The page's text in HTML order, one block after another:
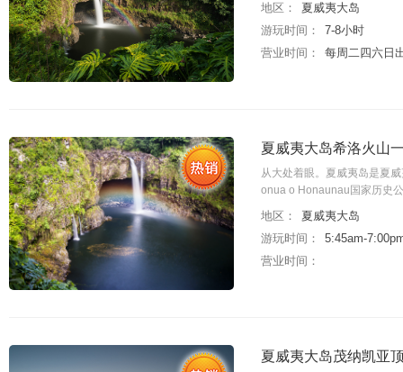
地区：
夏威夷大岛
游玩时间：
7-8小时
营业时间：
每周二四六日
夏威夷大岛希洛火山
从大处着眼。夏威夷岛是夏
onua o Honaunau国家历史
地区：
夏威夷大岛
游玩时间：
5:45am-
营业时间：
夏威夷大岛茂纳凯亚